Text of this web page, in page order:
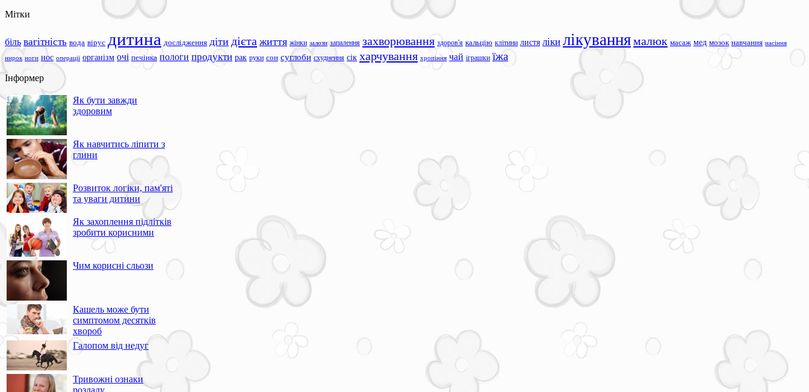
Мітки
біль вагітність вода вірус дитина дослідження діти дієта життя жінки залози запалення захворювання здоров'я кальцію клітини листя ліки лікуваннямалюк масаж мед мозок навчання насіння
нирок ноги нос операції організм очі печінка пологи продукти рак руки сон суглоби схуднення сік харчування хропіння чай іграшки їжа
Інформер
Як бути завжди
здоровим
Як навчитись ліпити з
глини
Розвиток логіки, пам'яті
та уваги дитини
Як захоплення підлітків
зробити корисними
Чим корисні сльози
Кашель може бути
симптомом десятків
хвороб
Галопом від недуг
Тривожні ознаки